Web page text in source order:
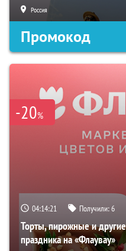
Россия
Промокод
-20%
04:14:20 Получили:6
Торты, пирожные и
праздника на «Флаувау»